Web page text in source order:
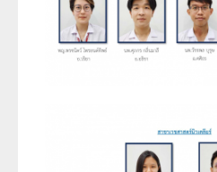
โครงสร้างทางกายภาพ
ประวัติโรงเรียนรังสีเทคนิค (หลักสูตรนี้
แพทย์ประจำบ้านต่อยอด
แพทย์ประจำบ้าน
จริยธรรมการวิจัย